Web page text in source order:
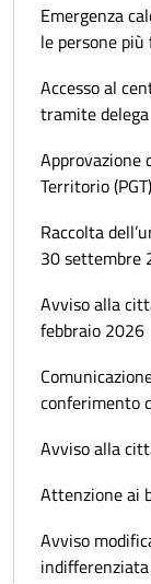
Emergenza
le persone
Accesso al
tramite delega
Approvazione
Territorio (PGT)
Raccolta
30 settembre
Avviso alla
febbraio 2026
conferimento
Avviso alla
Attenzione ai
Avviso